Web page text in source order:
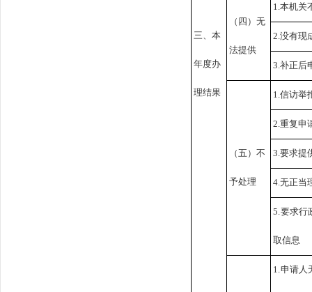
三、本
年度办
理结果
（四）无
法提供
1.本机关
2.没有现
3.补正后
（五）不
予处理
1.信访举
2.重复申
3.要求提
4.无正当
5.要求行
取信息
1.申请人